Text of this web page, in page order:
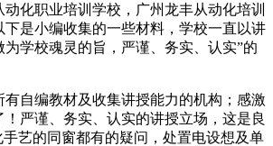
化职业培训学校，广州龙丰从动化培训
下是小编收集的一些材料，学校一直以讲
学校魂灵的旨，严谨、务实、认实”的
编教材及收集讲授能力的机构；感激
严谨、务实、认实的讲授立场，这是良
艺的同窗都有的疑问，处置电设想及单